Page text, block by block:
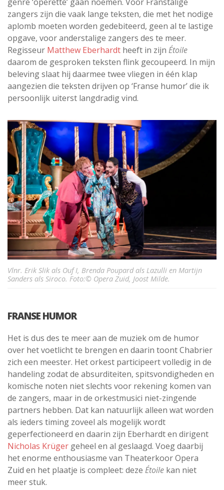
zangers zijn die vaak lange teksten, die met het nodige
aplomb moeten worden gedebiteerd, geen al te lastige
opgave, voor anderstalige zangers des te meer.
Regisseur Matthew Eberhardt heeft in zijn Étoile
daarom de gesproken teksten flink gecoupeerd. In mijn
beleving slaat hij daarmee twee vliegen in één klap
aangezien die teksten drijven op ‘Franse humor’ die ik
persoonlijk uiterst langdradig vind.
Vlnr. Erik Slik als Ouf I, Brenda Poupard als Lazulli en Martijn
Sanders als Siroco. Foto:© Opera Zuid, Joost Milde.
FRANSE HUMOR
Het is dus des te meer aan de muziek om de humor
over het voetlicht te brengen en daarin toont Chabrier
zich een meester. Het orkest participeert volledig in de
handeling zodat de absurditeiten, spitsvondigheden en
komische noten niet slechts voor rekening komen van
de zangers, maar in de orkestmusici niet-zingende
partners hebben. Dat kan natuurlijk alleen wat worden
als ieders timing zoveel als mogelijk wordt
geperfectioneerd en daarin zijn Eberhardt en dirigent
Nicholas Krüger geheel en al geslaagd. Voeg daarbij
het enorme enthousiasme van Theaterkoor Opera
Zuid en het plaatje is compleet: deze Étoile kan niet
meer stuk.